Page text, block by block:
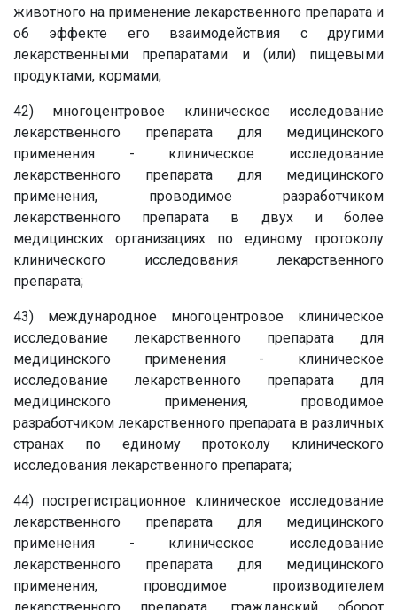
животного на применение лекарственного препарата и
об эффекте его взаимодействия с другими
лекарственными препаратами и (или) пищевыми
продуктами, кормами;
42) многоцентровое клиническое исследование
лекарственного препарата для медицинского
применения - клиническое исследование
лекарственного препарата для медицинского
применения, проводимое разработчиком
лекарственного препарата в двух и более
медицинских организациях по единому протоколу
клинического исследования лекарственного
препарата;
43) международное многоцентровое клиническое
исследование лекарственного препарата для
медицинского применения - клиническое
исследование лекарственного препарата для
медицинского применения, проводимое
разработчиком лекарственного препарата в различных
странах по единому протоколу клинического
исследования лекарственного препарата;
44) пострегистрационное клиническое исследование
лекарственного препарата для медицинского
применения - клиническое исследование
лекарственного препарата для медицинского
применения, проводимое производителем